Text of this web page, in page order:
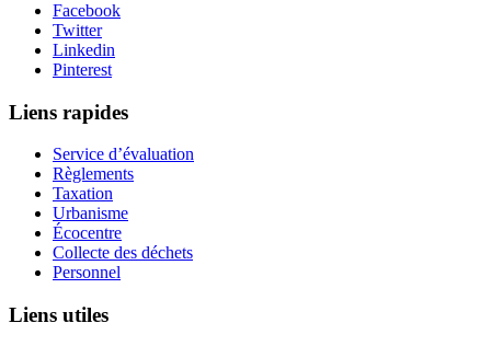
Facebook
Twitter
Linkedin
Pinterest
Liens rapides
Service d’évaluation
Règlements
Taxation
Urbanisme
Écocentre
Collecte des déchets
Personnel
Liens utiles